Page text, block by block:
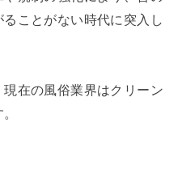
ことがない時代に突入し
在の風俗業界はクリーン